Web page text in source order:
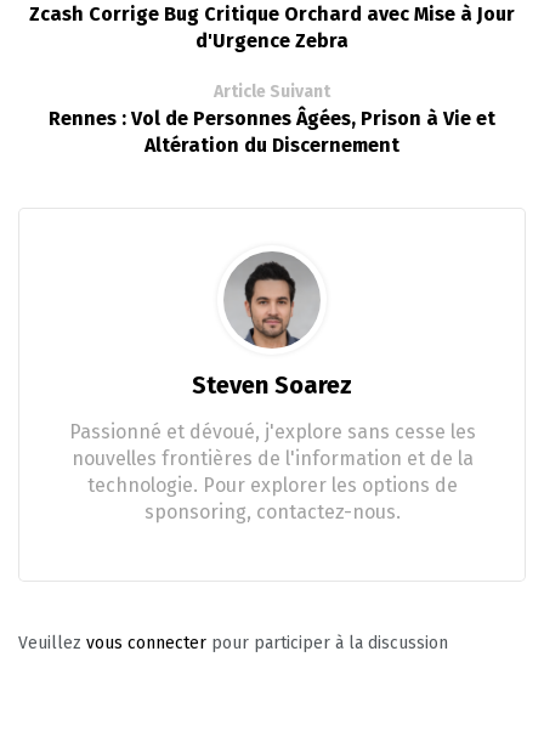
Zcash Corrige Bug Critique Orchard avec Mise à Jour
d'Urgence Zebra
Article Suivant
Rennes : Vol de Personnes Âgées, Prison à Vie et
Altération du Discernement
Steven Soarez
Passionné et dévoué, j'explore sans cesse les
nouvelles frontières de l'information et de la
technologie. Pour explorer les options de
sponsoring, contactez-nous.
Veuillez vous connecter pour participer à la discussion